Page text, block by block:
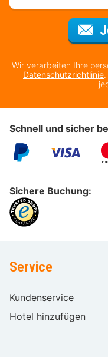
Wir verarbeiten Ihre
Datenschutzrichtlinie
Schnell und sicher
Sichere Buchung:
Service
Kundenservice
Hotel hinzufügen